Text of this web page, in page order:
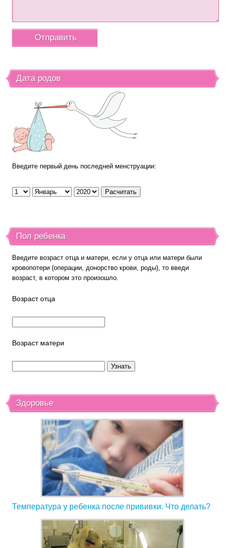
Дата родов
Введите первый день последней менструации:
Пол ребенка
Введите возраст отца и матери, если у отца или матери были
кровопотери (операции, донорство крови, роды), то введи
возраст, в котором это произошло.
Возраст отца
Возраст матери
Здоровье
Температура у ребенка после прививки. Что делать?